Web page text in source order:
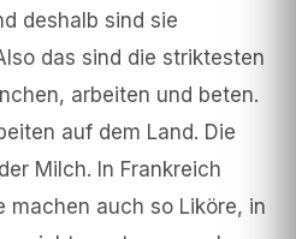
deshalb sind sie
das sind die striktesten
arbeiten und beten.
auf dem Land. Die
Milch. In Frankreich
machen auch so Liköre, in